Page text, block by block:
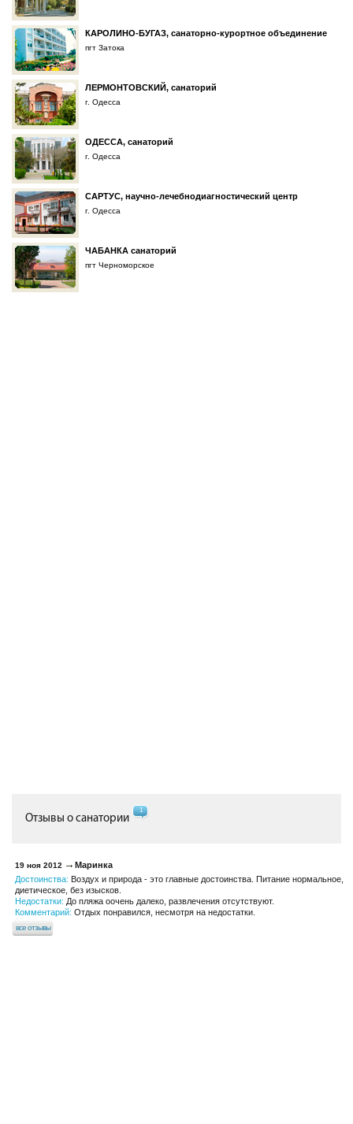
КАРОЛИНО-БУГАЗ, санаторно-курортное объединение
пгт Затока
ЛЕРМОНТОВСКИЙ, санаторий
г. Одесса
ОДЕССА, санаторий
г. Одесса
САРТУС, научно-лечебнодиагностический центр
г. Одесса
ЧАБАНКА санаторий
пгт Черноморское
Отзывы о санатории
1
19 ноя 2012
Маринка
Достоинства: Воздух и природа - это главные достоинства. Питание нормальное,
диетическое, без изысков.
Недостатки: До пляжа оочень далеко, развлечения отсутствуют.
Комментарий: Отдых понравился, несмотря на недостатки.
все отзывы